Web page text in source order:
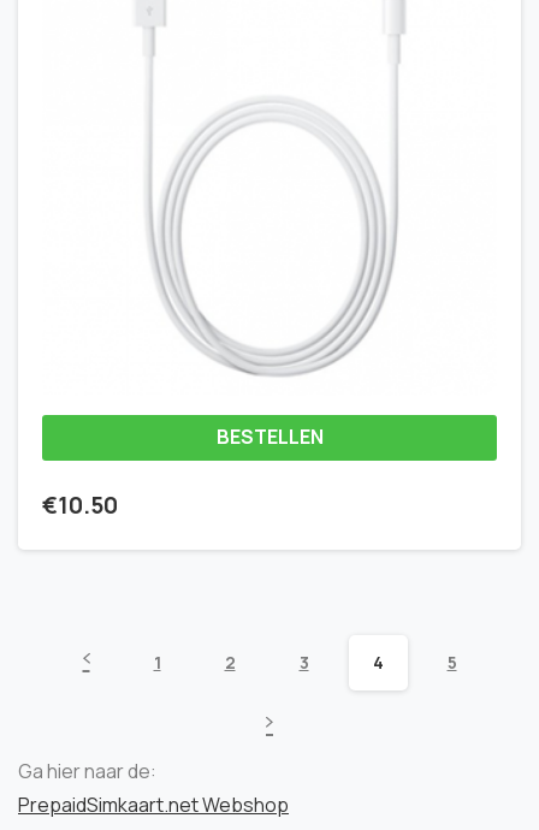
BESTELLEN
€10.50
1 2 3 4 5
Ga hier naar de:
PrepaidSimkaart.net Webshop